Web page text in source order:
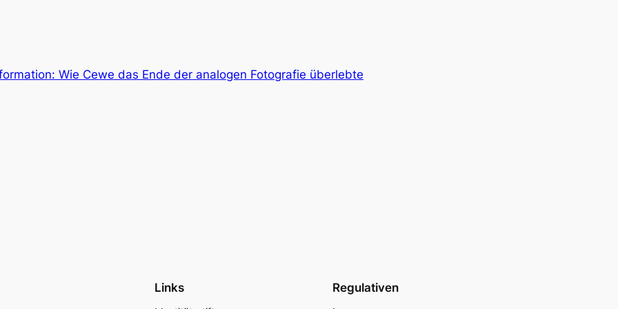
Wie Cewe das Ende der analogen Fotografie überlebte
Links Regulativen